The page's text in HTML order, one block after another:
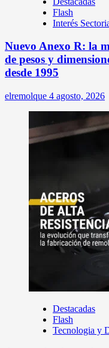
Flash
Interés
Nuevo Anexo R: la
de pesos y
desde 1995
elremolque 4 agosto, 2026
Destacadas
Flash
Tecnologia y